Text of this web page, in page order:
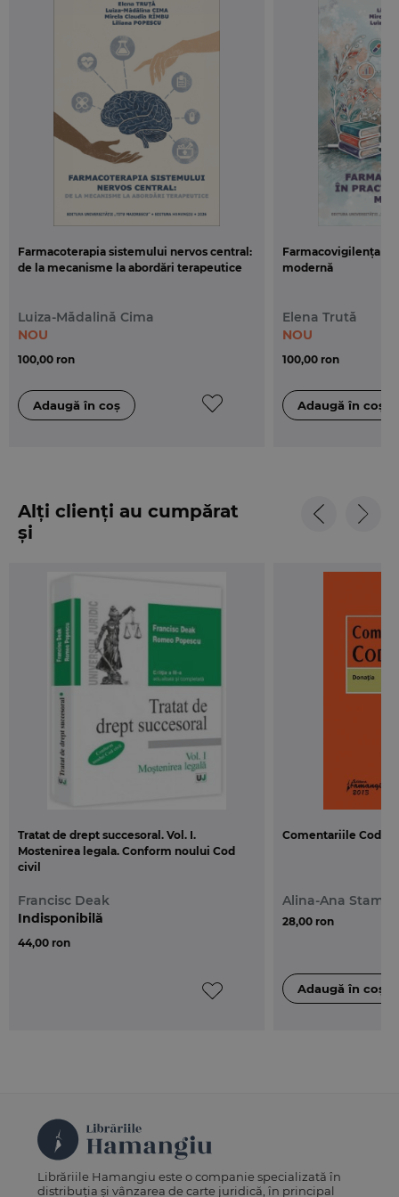
Cercetare solida, ce valideaza autonomia si
profunzimea unui cercetator autentic, cartea este
un model metodologic care ilustreaza potentialul
de colaborare intelectual dintre stiintele juridice si
cele politice. Documentata si precisa, analiza
reprezinta un moment important in dezvoltarea
discursului dedicat studiului guvernarii in
Romania.
Farmacoterapia sistemului nervos central:
de la mecanisme la abordări terapeutice
Luiza-Mădalină Cima
100,00 ron
NOU
Farmacovigilența în
modernă
Elena Trută
100,00 ron
NOU
Alți clienți au cumpărat
și
Tratat de drept succesoral. Vol. I.
Mostenirea legala. Conform noului Cod
civil
Francisc Deak
44,00 ron
Indisponibilă
Comentariile
Alina-Ana
28,00 ron
Librăriile Hamangiu este o companie specializată în
distribuția și vânzarea de carte juridică, în principal